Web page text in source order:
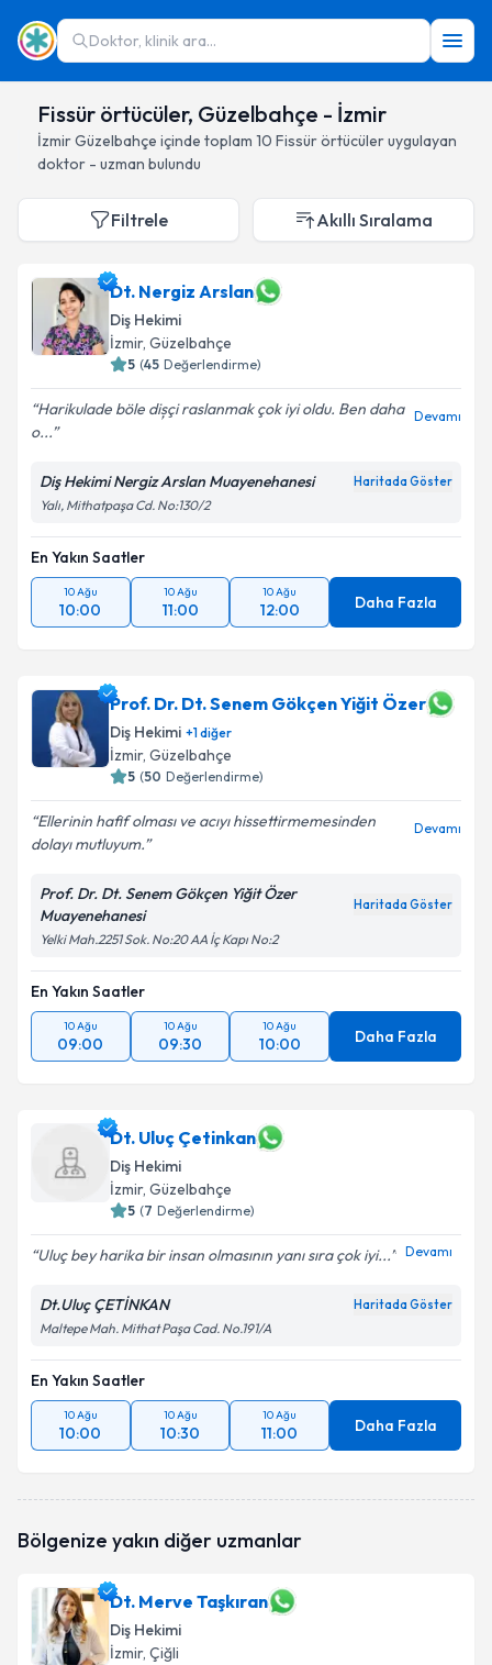
Doktor, klinik ara...
Fissür örtücüler, Güzelbahçe - İzmir
İzmirGüzelbahçe içinde toplam 10 Fissür örtücüleruygulayan
doktor - uzman bulundu
Filtrele Akıllı Sıralama
Dt. Nergiz Arslan
Diş Hekimi
İzmir, Güzelbahçe
5 (45 Değerlendirme)
Harikulade böle dișçi raslanmak çok iyi oldu. Ben daha
o...
Devamı
Diş Hekimi Nergiz Arslan Muayenehanesi Haritada Göster
Yalı, Mithatpaşa Cd. No:130/2
En Yakın Saatler
10 Ağu
10:00
10 Ağu
11:00
10 Ağu
12:00 Daha Fazla
Prof. Dr. Dt. Senem Gökçen Yiğit Özer
Diş Hekimi +1diğer
İzmir, Güzelbahçe
5 (50 Değerlendirme)
Ellerinin hafif olması ve acıyı hissettirmemesinden
dolayı mutluyum.
Devamı
Prof. Dr. Dt. Senem Gökçen Yiğit Özer
Muayenehanesi
Haritada Göster
Yelki Mah.2251 Sok. No:20 AA İç Kapı No:2
En Yakın Saatler
10 Ağu
09:00
10 Ağu
09:30
10 Ağu
10:00 Daha Fazla
Dt. Uluç Çetinkan
Diş Hekimi
İzmir, Güzelbahçe
5 (7 Değerlendirme)
Uluç bey harika bir insan olmasının yanı sıra çok iyi... Devamı
Dt.Uluç ÇETİNKAN Haritada Göster
Maltepe Mah. Mithat Paşa Cad. No.191/A
En Yakın Saatler
10 Ağu
10:00
10 Ağu
10:30
10 Ağu
11:00 Daha Fazla
Bölgenize yakın diğer uzmanlar
Dt. Merve Taşkıran
Diş Hekimi
İzmir, Çiğli